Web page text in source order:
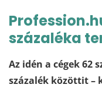
százaléka
Az idén a cégek 62
százalék közöttit –